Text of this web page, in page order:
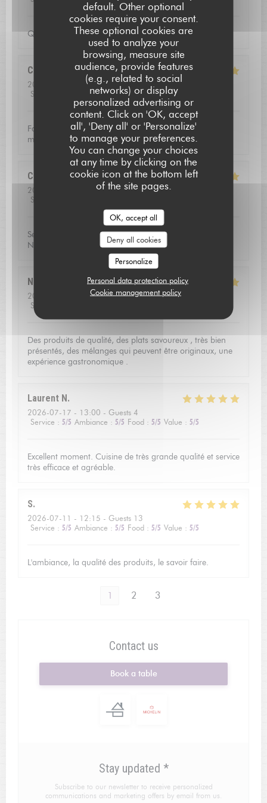
default. Other optional
cookies require your consent.
These optional cookies are
used to analyze your
browsing, measure site
audience, provide features
(e.g., related to social
networks) or display
personalized advertising or
content. Click on 'OK, accept
all', 'Deny all' or 'Personalize'
to manage your preferences.
You can change your choices
at any time by clicking on the
cookie icon at the bottom left
of the site pages.
OK, accept all
Deny all cookies
Personalize
Personal data protection policy
Cookie management policy
Qualite de l'accueil
Christoffer N
2026-07-23
- 13:15 - Guests 2
Service
Ambiance: 4 /5 Food : 5/5 Value
Fantastic food and good service. Defininetly worth a
michelin star
Catherine V
2026-07-16
- 20:00 - Guests 3
Service
Service excellent, la qualité du repas était exceptionnel.
Nous avons passé une soirée très agréable!
Nathalie
2026-07-17
- 19:45 - Guests 2
Service
Des produits de qualité, des plats savoureux , très bien
présentés, des mélanges qui peuvent être originaux, une
expérience gastronomique .
Laurent N
2026-07-17 - 13:00 - Guests 4
Service : 5/5 Ambiance : 5/5 Food : 5/5 Value : 5/5
Excellent moment. Cuisine de très grande qualité et service
très efficace et agréable.
S
2026-07-11 - 12:15 - Guests 13
Service : 5/5 Ambiance : 5/5 Food : 5/5 Value : 5/5
L'ambiance, la qualité des produits, le savoir faire.
1 2 3
Contact us
Book a table
Stay updated *
Subscribe to our newsletter to receive personalized
communications and marketing offers by email from us.
L'AUBERGE SAINT JEAN